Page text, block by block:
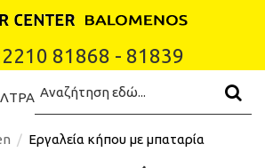
81868 - 81839
Εργαλεία κήπου με μπαταρία